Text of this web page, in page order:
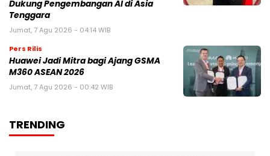
Dukung Pengembangan AI di Asia
Tenggara
Jumat, 7 Agu 2026 - 04:14 WIB
Pers Rilis
Huawei Jadi Mitra bagi Ajang GSMA
M360 ASEAN 2026
Jumat, 7 Agu 2026 - 00:42 WIB
TRENDING